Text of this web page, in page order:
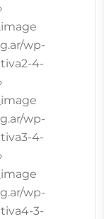
wp-
4-
wp-
4-
wp-
3-